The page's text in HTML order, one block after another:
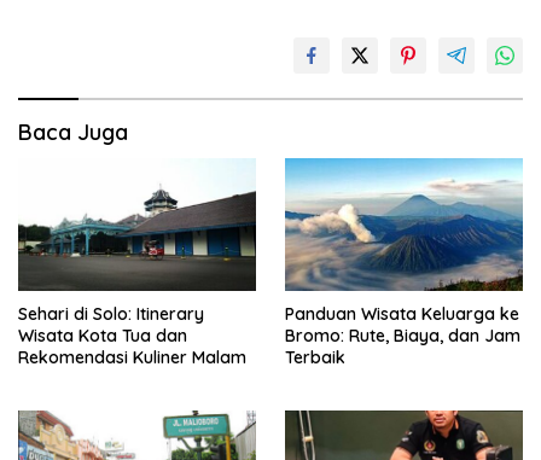
Baca Juga
Sehari di Solo: Itinerary
Wisata Kota Tua dan
Rekomendasi Kuliner Malam
Panduan Wisata Keluarga ke
Bromo: Rute, Biaya, dan Jam
Terbaik